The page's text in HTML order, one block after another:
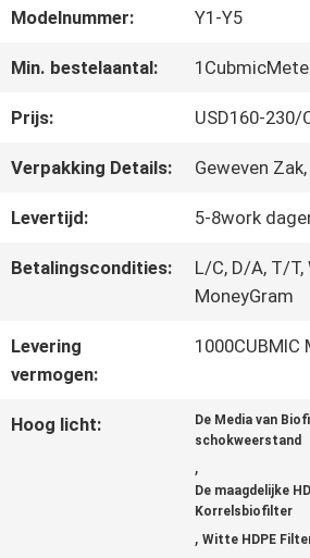
NEEM
CONTACT
MET
ONS
Modelnummer: Y1-Y5
Min. bestelaantal:
Prijs: USD160-230/
Verpakking Details: Geweven
Levertijd: 5-8work
Betalingscondities:
L/C, D/A, T/
MoneyGram
Levering
vermogen:
1000CUBMIC
Hoog licht:
De Media van
schokweerstand
,
De maagdelijke
Korrelsbiofilter
,Witte HDPE